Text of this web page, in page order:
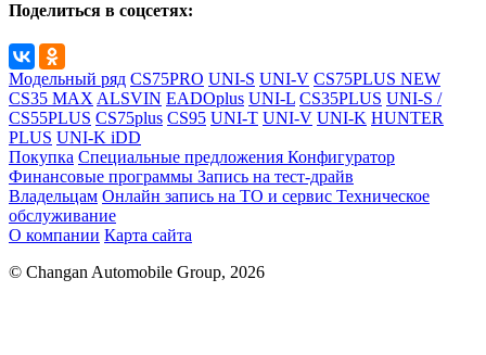
Поделиться в соцсетях:
Модельный ряд CS75PRO UNI-S UNI-V CS75PLUS NEW
CS35 MAX ALSVIN EADOplus UNI-L CS35PLUS UNI-S /
CS55PLUS CS75plus CS95 UNI-T UNI-V UNI-K HUNTER
PLUS UNI-K iDD
Покупка Специальные предложения Конфигуратор
Финансовые программы Запись на тест-драйв
Владельцам Онлайн запись на ТО и сервис Техническое
обслуживание
О компании Карта сайта
© Changan Automobile Group, 2026